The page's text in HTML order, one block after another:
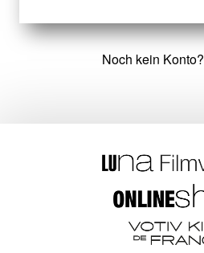
Noch kein Konto?